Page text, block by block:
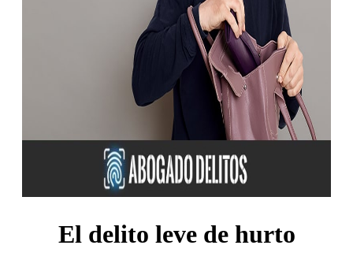
El delito leve de hurto